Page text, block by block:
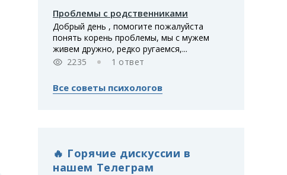
Проблемы с родственниками
Добрый день , помогите пожалуйста
понять корень проблемы, мы с мужем
живем дружно, редко ругаемся,...
2235
1 ответ
Все советы психологов
🔥 Горячие дискуссии в
нашем Телеграм